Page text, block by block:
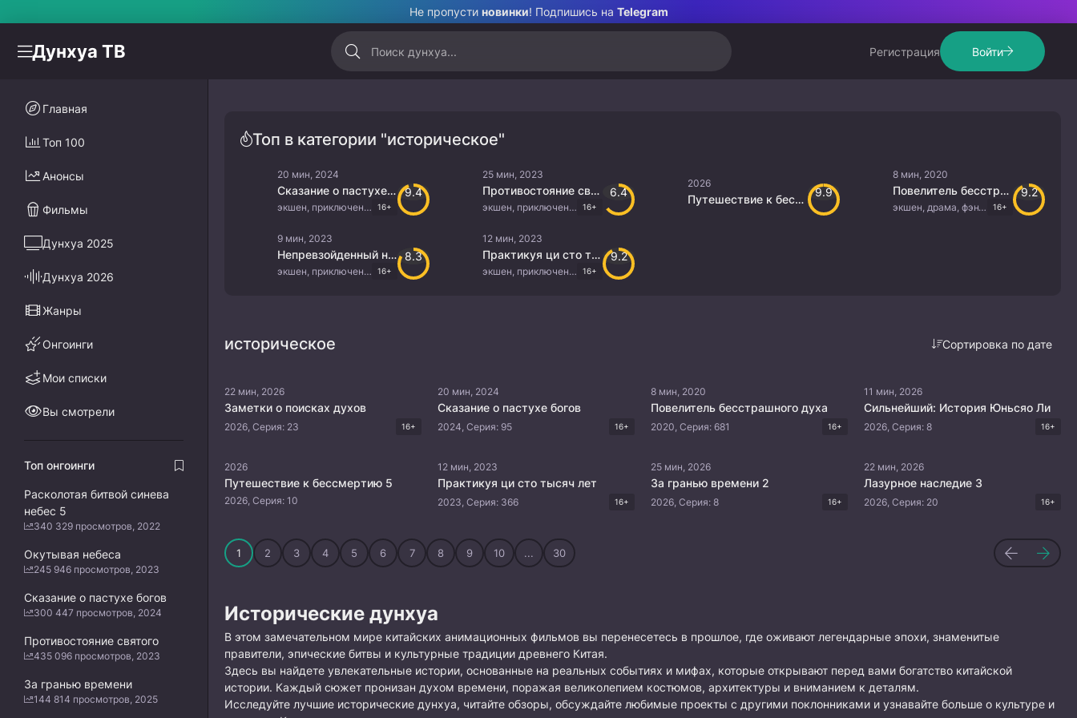
Не пропусти новинки! Подпишись на Telegram
Дунхуа ТВ Регистрация Войти
Топ в категории "историческое"
20 мин, 2024
Сказание о пастухе богов
экшен, приключения, фэнтези, исторический 16+
9.4
25 мин, 2023
Противостояние святого
экшен, приключения, фэнтези, исторический 16+
6.4
2026
Путешествие к бессмертию 5
9.9
8 мин, 2020
Повелитель бесстрашного духа
экшен, драма, фэнтези, исторический, боевые искусства 16+
9.2
9 мин, 2023
Непревзойденный на пути алхимии
экшен, приключения, фэнтези, исторический, боевые искусства 16+
8.3
12 мин, 2023
Практикуя ци сто тысяч лет
экшен, приключения, фэнтези, исторический, боевые искусства 16+
9.2
историческое Сортировка по дате
22 мин, 2026
Заметки о поисках духов
2026, Серия: 23 16+
20 мин, 2024
Сказание о пастухе богов
2024, Серия: 95 16+
8 мин, 2020
Повелитель бесстрашного духа
2020, Серия: 681 16+
11 мин, 2026
Сильнейший: История Юньсяо Ли
2026, Серия: 8 16+
2026
Путешествие к бессмертию 5
2026, Серия: 10
12 мин, 2023
Практикуя ци сто тысяч лет
2023, Серия: 366 16+
25 мин, 2026
За гранью времени 2
2026, Серия: 8 16+
22 мин, 2026
Лазурное наследие 3
2026, Серия: 20 16+
1 2 3 4 5 6 7 8 9 10 ... 30
Исторические дунхуа
В этом замечательном мире китайских анимационных фильмов вы перенесетесь в прошлое, где оживают легендарные эпохи, знаменитые
правители, эпические битвы и культурные традиции древнего Китая.
Здесь вы найдете увлекательные истории, основанные на реальных событиях и мифах, которые открывают перед вами богатство китайской
истории. Каждый сюжет пронизан духом времени, поражая великолепием костюмов, архитектуры и вниманием к деталям.
Исследуйте лучшие исторические дунхуа, читайте обзоры, обсуждайте любимые проекты с другими поклонниками и узнавайте больше о культуре и
Главная
Топ 100
Анонсы
Фильмы
Дунхуа 2025
Дунхуа 2026
Жанры
Онгоинги
Мои списки
Вы смотрели
Топ онгоинги
Расколотая битвой синева
небес 5
340 329 просмотров, 2022
Окутывая небеса
245 946 просмотров, 2023
Сказание о пастухе богов
300 447 просмотров, 2024
Противостояние святого
435 096 просмотров, 2023
За гранью времени
144 814 просмотров, 2025